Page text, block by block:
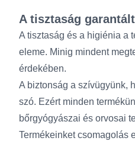
A tisztaság garantált
A tisztaság és a higiénia a
eleme. Minig mindent
érdekében.
A biztonság a szívügyünk,
szó. Ezért minden
bőrgyógyászai és orvosai
Termékeinket csomagolás